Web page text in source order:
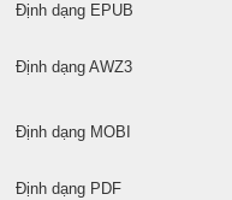
Định dạng EPUB
Định dạng AWZ3
Định dạng MOBI
Định dạng PDF